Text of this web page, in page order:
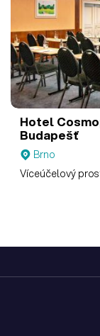
Hotel
Budapešť
Brno
Víceúčelový